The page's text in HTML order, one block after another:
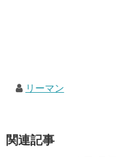
リーマン
関連記事